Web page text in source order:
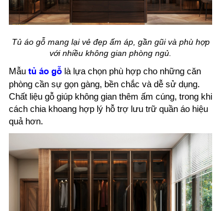
Tủ áo gỗ mang lại vẻ đẹp ấm áp, gần gũi và phù hợp
với nhiều không gian phòng ngủ.
Mẫu tủ áo gỗ là lựa chọn phù hợp cho những căn
phòng cần sự gọn gàng, bền chắc và dễ sử dụng.
Chất liệu gỗ giúp không gian thêm ấm cúng, trong khi
cách chia khoang hợp lý hỗ trợ lưu trữ quần áo hiệu
quả hơn.